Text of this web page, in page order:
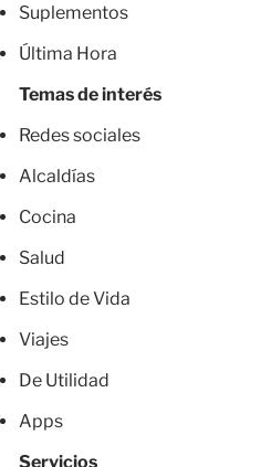
Suplementos
Última Hora
Temas de interés
Redes sociales
Alcaldías
Cocina
Salud
Estilo de Vida
Viajes
De Utilidad
Apps
Servicios